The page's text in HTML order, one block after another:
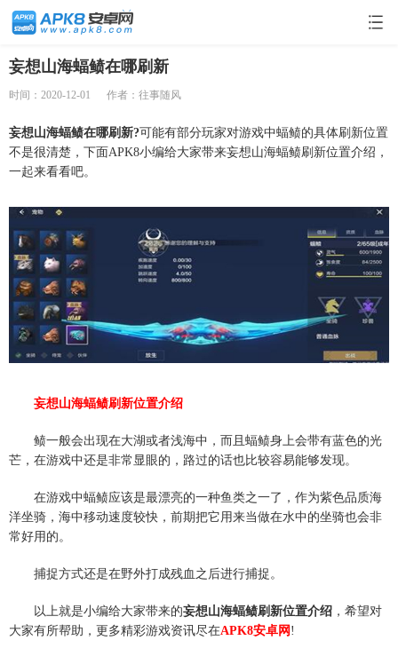
妄想山海蝠鲼在哪刷新
时间：2020-12-01 作者：往事随风
妄想山海蝠鲼在哪刷新?可能有部分玩家对游戏中蝠鲼的具体刷新位置
不是很清楚，下面APK8小编给大家带来妄想山海蝠鲼刷新位置介绍，
一起来看看吧。
妄想山海蝠鲼刷新位置介绍
鲼一般会出现在大湖或者浅海中，而且蝠鲼身上会带有蓝色的光
芒，在游戏中还是非常显眼的，路过的话也比较容易能够发现。
在游戏中蝠鲼应该是最漂亮的一种鱼类之一了，作为紫色品质海
洋坐骑，海中移动速度较快，前期把它用来当做在水中的坐骑也会非
常好用的。
捕捉方式还是在野外打成残血之后进行捕捉。
以上就是小编给大家带来的妄想山海蝠鲼刷新位置介绍 ，希望对
大家有所帮助，更多精彩游戏资讯尽在APK8安卓网 !